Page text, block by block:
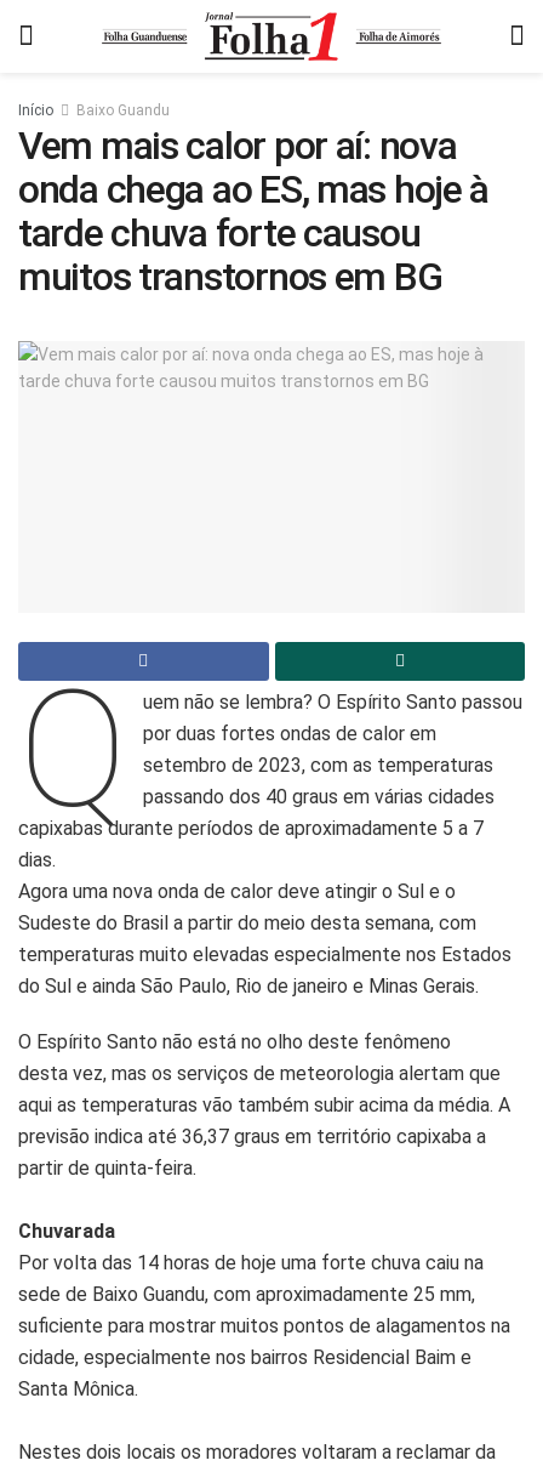
Início Baixo Guandu
Vem mais calor por aí: nova
onda chega ao ES, mas hoje à
tarde chuva forte causou
muitos transtornos em BG
Q
uem não se lembra? O Espírito Santo passou
por duas fortes ondas de calor em
setembro de 2023, com as temperaturas
passando dos 40 graus em várias cidades
capixabas durante períodos de aproximadamente 5 a 7
dias.
Agora uma nova onda de calor deve atingir o Sul e o
Sudeste do Brasil a partir do meio desta semana, com
temperaturas muito elevadas especialmente nos Estados
do Sul e ainda São Paulo, Rio de janeiro e Minas Gerais.
O Espírito Santo não está no olho deste fenômeno
desta vez, mas os serviços de meteorologia alertam que
aqui as temperaturas vão também subir acima da média. A
previsão indica até 36,37 graus em território capixaba a
partir de quinta-feira.
Chuvarada
Por volta das 14 horas de hoje uma forte chuva caiu na
sede de Baixo Guandu, com aproximadamente 25 mm,
suficiente para mostrar muitos pontos de alagamentos na
cidade, especialmente nos bairros Residencial Baim e
Santa Mônica.
Nestes dois locais os moradores voltaram a reclamar da